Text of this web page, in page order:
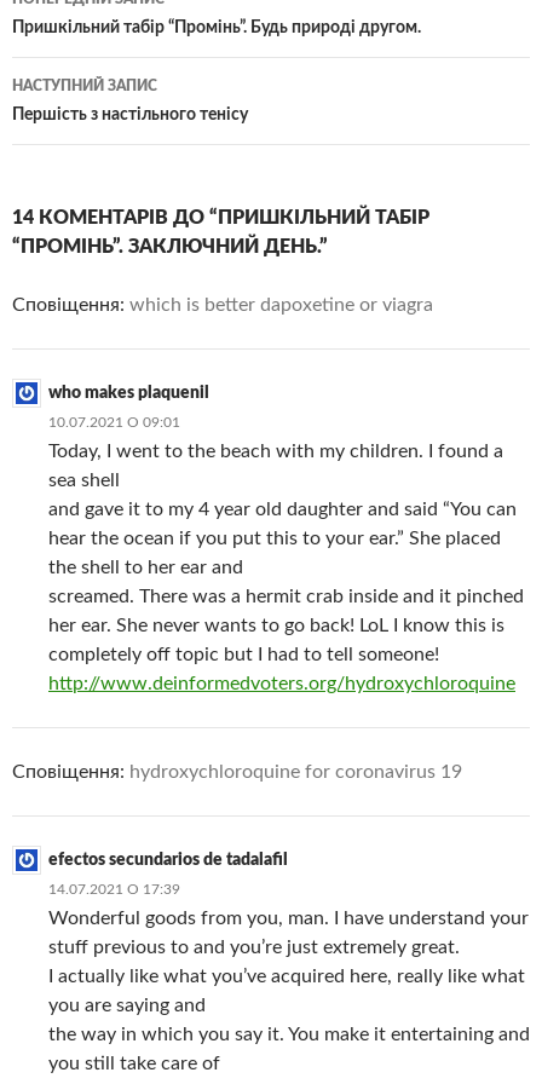
по
записам
Пришкільний табір “Промінь”. Будь природі другом.
НАСТУПНИЙ ЗАПИС
Першість з настільного тенісу
14 КОМЕНТАРІВ ДО “ПРИШКІЛЬНИЙ ТАБІР
“ПРОМІНЬ”. ЗАКЛЮЧНИЙ ДЕНЬ.”
Сповіщення: which is better dapoxetine or viagra
who makes plaquenil
10.07.2021 О 09:01
Today, I went to the beach with my children. I found a
sea shell
and gave it to my 4 year old daughter and said “You can
hear the ocean if you put this to your ear.” She placed
the shell to her ear and
screamed. There was a hermit crab inside and it pinched
her ear. She never wants to go back! LoL I know this is
completely off topic but I had to tell someone!
http://www.deinformedvoters.org/hydroxychloroquine
Сповіщення: hydroxychloroquine for coronavirus 19
efectos secundarios de tadalafil
14.07.2021 О 17:39
Wonderful goods from you, man. I have understand your
stuff previous to and you’re just extremely great.
I actually like what you’ve acquired here, really like what
you are saying and
the way in which you say it. You make it entertaining and
you still take care of